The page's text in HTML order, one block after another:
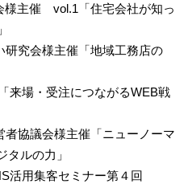
主催 vol.1「住宅会社が知っ
究会様主催「地域工務店の
来場・受注につながるWEB戦
協議会様主催「ニューノーマ
ルの力」
活用集客セミナー第４回